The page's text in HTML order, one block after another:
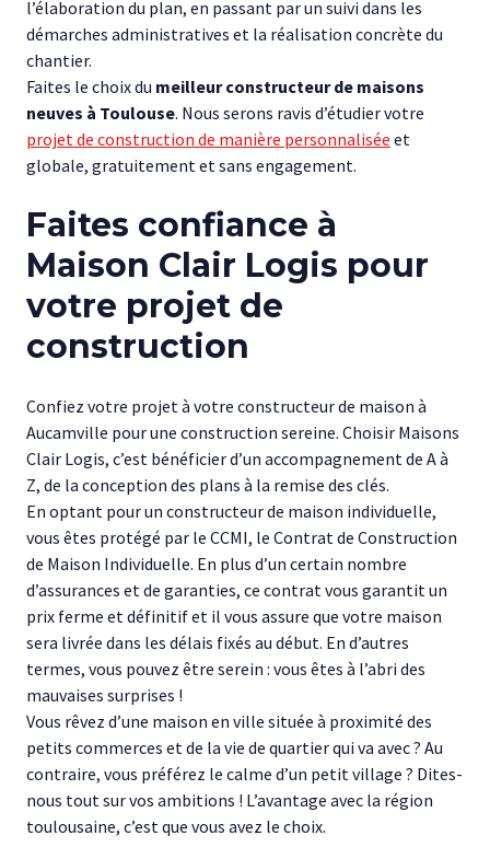
l’élaboration du plan, en passant par un suivi dans les
démarches administratives et la réalisation concrète du
chantier.
Faites le choix du meilleur constructeur de maisons
neuves à Toulouse. Nous serons ravis d’étudier votre
projet de construction de manière personnalisée et
globale, gratuitement et sans engagement.
Faites confiance à
Maison Clair Logis pour
votre projet de
construction
Confiez votre projet à votre constructeur de maison à
Aucamville pour une construction sereine. Choisir Maisons
Clair Logis, c’est bénéficier d’un accompagnement de A à
Z, de la conception des plans à la remise des clés.
En optant pour un constructeur de maison individuelle,
vous êtes protégé par le CCMI, le Contrat de Construction
de Maison Individuelle. En plus d’un certain nombre
d’assurances et de garanties, ce contrat vous garantit un
prix ferme et définitif et il vous assure que votre maison
sera livrée dans les délais fixés au début. En d’autres
termes, vous pouvez être serein : vous êtes à l’abri des
mauvaises surprises !
Vous rêvez d’une maison en ville située à proximité des
petits commerces et de la vie de quartier qui va avec ? Au
contraire, vous préférez le calme d’un petit village ? Dites-
nous tout sur vos ambitions ! L’avantage avec la région
toulousaine, c’est que vous avez le choix.